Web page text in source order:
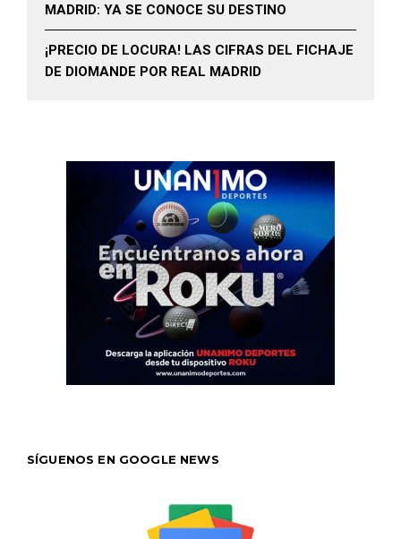
MADRID: YA SE CONOCE SU DESTINO
¡PRECIO DE LOCURA! LAS CIFRAS DEL FICHAJE
DE DIOMANDE POR REAL MADRID
SÍGUENOS EN GOOGLE NEWS